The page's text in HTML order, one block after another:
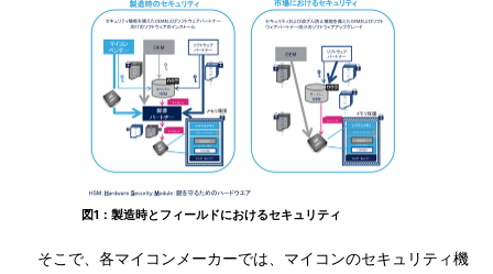
図1：製造時とフィールドにおけるセキュリティ
そこで、各マイコンメーカーでは、マイコンのセキュリティ機